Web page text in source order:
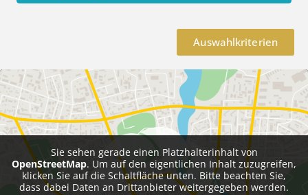
Auswahlkriterien
Sie sehen gerade einen Platzhalterinhalt von
OpenStreetMap. Um auf den eigentlichen Inhalt zuzugreifen,
klicken Sie auf die Schaltfläche unten. Bitte beachten Sie,
dass dabei Daten an Drittanbieter weitergegeben werden.